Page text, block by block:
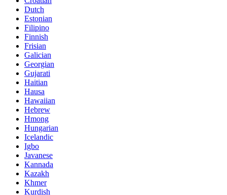
Dutch
Estonian
Filipino
Finnish
Frisian
Galician
Georgian
Gujarati
Haitian
Hausa
Hawaiian
Hebrew
Hmong
Hungarian
Icelandic
Igbo
Javanese
Kannada
Kazakh
Khmer
Kurdish